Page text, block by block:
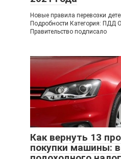
Новые правила перевозки
Подробности Категория: ПДД
Правительство подписало
Как вернуть 13
покупки машины: